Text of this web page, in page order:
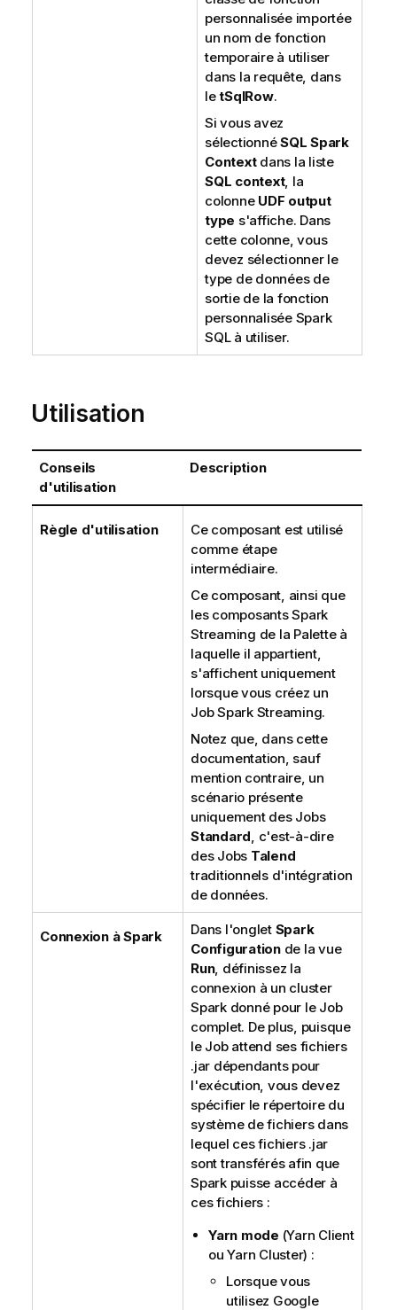
personnalisée importée
un nom de fonction
temporaire à utiliser
dans la requête, dans
letSqlRow.
Si vous avez
sélectionnéSQL Spark
Contextdans la liste
SQL context, la
colonne UDF output
type s'affiche. Dans
cette colonne, vous
devez sélectionner le
type de données de
sortie de la fonction
personnalisée Spark
SQL à utiliser.
Utilisation
Conseils
d'utilisation
Description
Règle d'utilisation
Ce composant est utilisé
comme étape
intermédiaire.
Ce composant, ainsi que
les composants Spark
Streaming de la Palette à
laquelle il appartient,
s'affichent uniquement
lorsque vous créez un
Job Spark Streaming.
Notez que, dans cette
documentation, sauf
mention contraire, un
scénario présente
uniquement des Jobs
Standard, c'est-à-dire
des Jobs Talend
traditionnels d'intégration
de données.
Connexion à Spark Dans l'onglet Spark
Configurationde la vue
Run, définissez la
connexion à un cluster
Spark donné pour le Job
complet. De plus, puisque
le Job attend ses fichiers
.jar dépendants pour
l'exécution, vous devez
spécifier le répertoire du
système de fichiers dans
lequel ces fichiers .jar
sont transférés afin que
Spark puisse accéder à
ces fichiers :
Yarn mode (Yarn Client
ou Yarn Cluster) :
Lorsque vous
utilisez Google